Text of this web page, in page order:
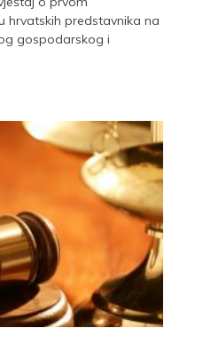
hrvatskih predstavnika na
gospodarskog i